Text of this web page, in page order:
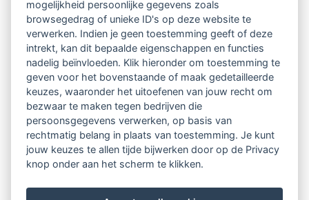
Vindbaar voor opdrachtgevers
Tijdschrift voor
Begeleidingskunde & kennisbank
Beroepsregistratie (LVSC keurmerk)
Lid worden van LVSC
mogelijkheid persoonlijke gegevens zoals
browsegedrag of unieke ID's op deze website te
verwerken. Indien je geen toestemming geeft of deze
intrekt, kan dit bepaalde eigenschappen en functies
nadelig beïnvloeden. Klik hieronder om toestemming te
geven voor het bovenstaande of maak gedetailleerde
keuzes, waaronder het uitoefenen van jouw recht om
bezwaar te maken tegen bedrijven die
persoonsgegevens verwerken, op basis van
rechtmatig belang in plaats van toestemming. Je kunt
jouw keuzes te allen tijde bijwerken door op de Privacy
knop onder aan het scherm te klikken.